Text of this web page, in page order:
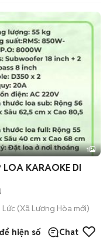
1
KARAOKE DI
Lức (Xã Lương Hòa mới)
hiện số Chat